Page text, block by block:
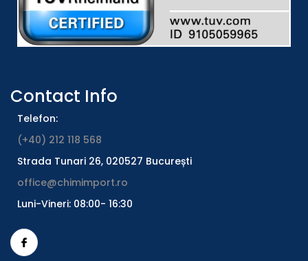
Contact Info
Telefon:
(+40) 212 118 568
Strada Tunari 26, 020527 București
office@chimimport.ro
Luni-Vineri: 08:00- 16:30